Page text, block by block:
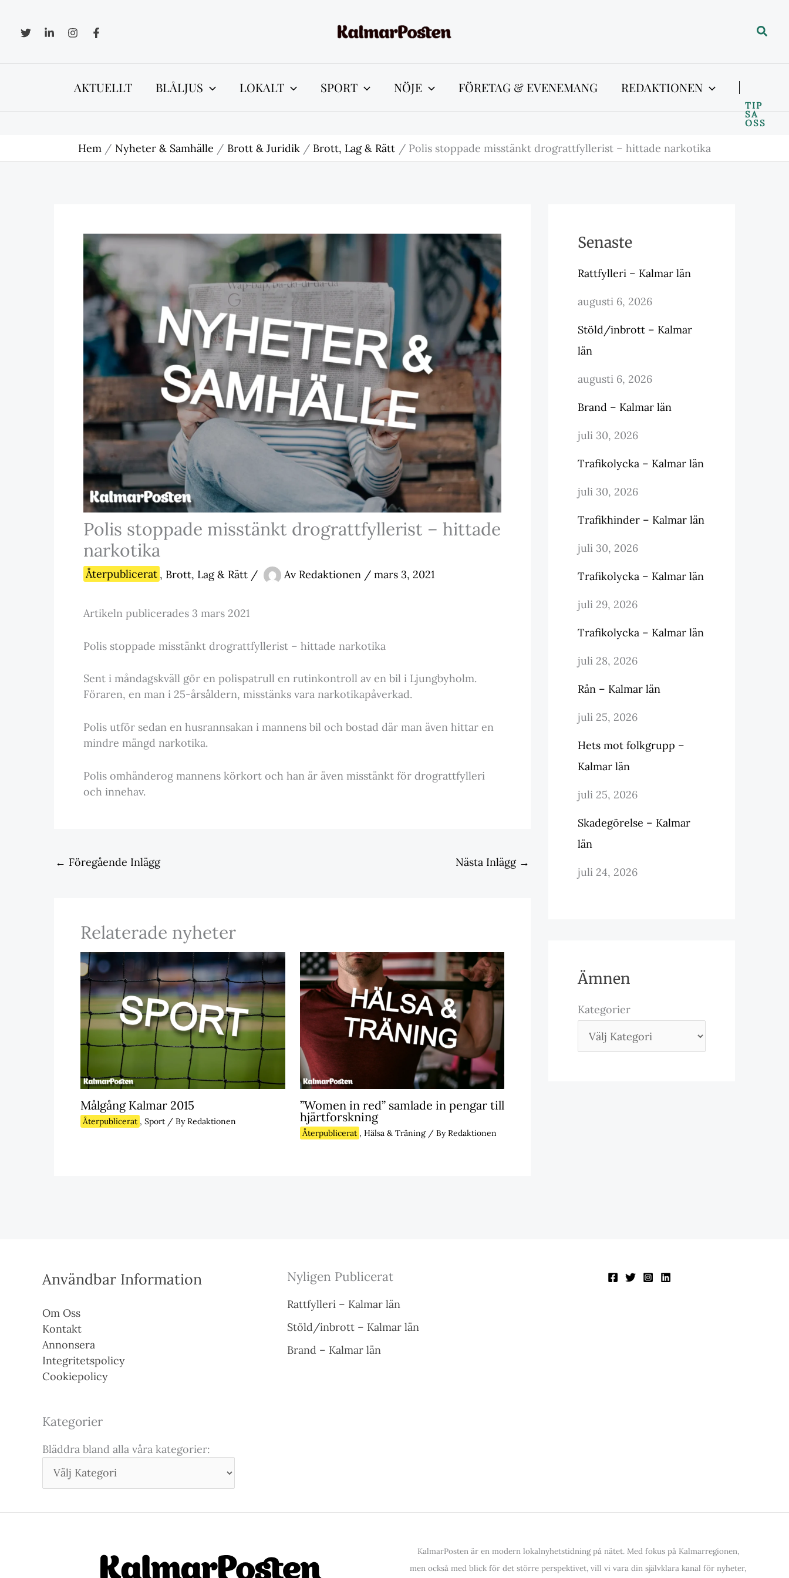
innehåll
Sök
AKTUELLT BLÅLJUS LOKALT SPORT NÖJE FÖRETAG & EVENEMANG REDAKTIONEN
TIP
SA
OSS
Hem Nyheter & Samhälle Brott & Juridik Brott, Lag & Rätt Polis stoppade misstänkt drograttfyllerist – hittade narkotika
Polis stoppade misstänkt drograttfyllerist – hittade
narkotika
Återpublicerat , Brott, Lag & Rätt / Av Redaktionen / mars 3, 2021
Artikeln publicerades 3 mars 2021
Polis stoppade misstänkt drograttfyllerist – hittade narkotika
Sent i måndagskväll gör en polispatrull en rutinkontroll av en bil i Ljungbyholm.
Föraren, en man i 25-årsåldern, misstänks vara narkotikapåverkad.
Polis utför sedan en husrannsakan i mannens bil och bostad där man även hittar en
mindre mängd narkotika.
Polis omhänderog mannens körkort och han är även misstänkt för drograttfylleri
och innehav.
← Föregående Inlägg Nästa Inlägg →
Relaterade nyheter
Målgång Kalmar 2015
Återpublicerat , Sport / ByRedaktionen
”Women in red” samlade in pengar till
hjärtforskning
Återpublicerat , Hälsa & Träning/ ByRedaktionen
Senaste
Rattfylleri – Kalmar län
augusti 6, 2026
Stöld/inbrott – Kalmar
län
augusti 6, 2026
Brand – Kalmar län
juli 30, 2026
Trafikolycka – Kalmar län
juli 30, 2026
Trafikhinder – Kalmar län
juli 30, 2026
Trafikolycka – Kalmar län
juli 29, 2026
Trafikolycka – Kalmar län
juli 28, 2026
Rån – Kalmar län
juli 25, 2026
Hets mot folkgrupp –
Kalmar län
juli 25, 2026
Skadegörelse – Kalmar
län
juli 24, 2026
Ämnen
Kategorier
Användbar Information
Om Oss
Kontakt
Annonsera
Integritetspolicy
Cookiepolicy
Kategorier
Bläddra bland alla våra kategorier:
Nyligen Publicerat
Rattfylleri – Kalmar län
Stöld/inbrott – Kalmar län
Brand – Kalmar län
KalmarPosten är en modern lokalnyhetstidning på nätet. Med fokus på Kalmarregionen,
men också med blick för det större perspektivet, vill vi vara din självklara kanal för nyheter,